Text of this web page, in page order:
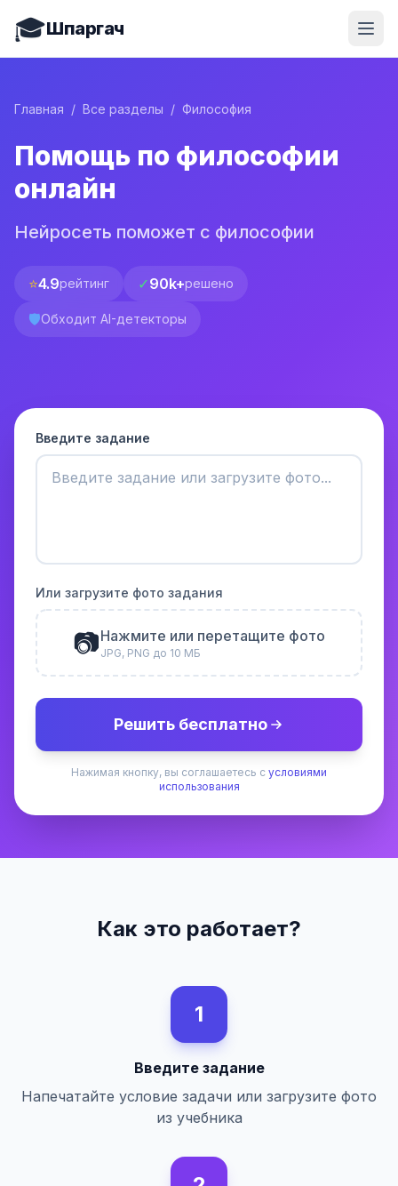
🎓Шпаргач
Главная / Все разделы / Философия
Помощь по философии
онлайн
Нейросеть поможет с философии
⭐4.9рейтинг ✓90k+решено
🛡️Обходит AI-детекторы
Введите задание
Или загрузите фото задания
📷Нажмите или перетащите фото
JPG, PNG до 10 МБ
Решить бесплатно
Нажимая кнопку, вы соглашаетесь с условиями
использования
Как это работает?
1
Введите задание
Напечатайте условие задачи или загрузите фото
из учебника